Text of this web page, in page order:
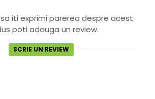
iti exprimi parerea despre acest
poti adauga un review.
SCRIE UN REVIEW